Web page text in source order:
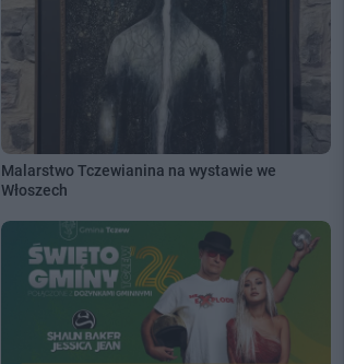
Malarstwo Tczewianina na wystawie we
Włoszech